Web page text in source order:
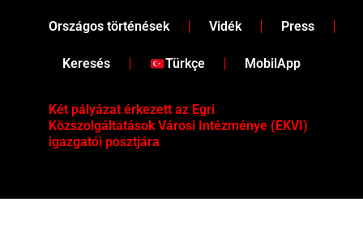
Országos történések Vidék Press
Keresés Türkçe MobilApp
Két pályázat érkezett az Egri
Közszolgáltatások Városi Intézménye (EKVI)
igazgatói posztjára